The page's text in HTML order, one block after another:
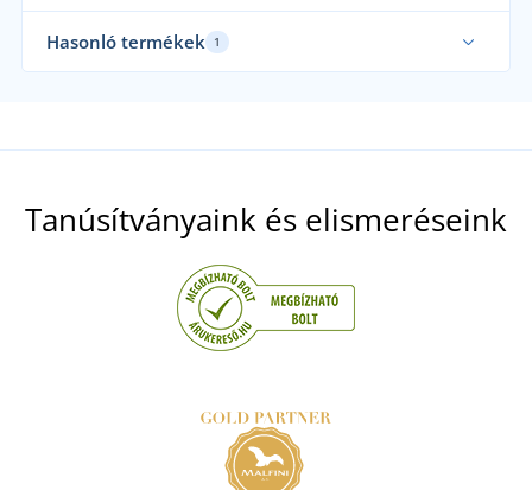
7 NAPON BELÜL
Hasonló termékek 1
Szerszámtartó CXS LONE
Tanúsítványaink és elismeréseink